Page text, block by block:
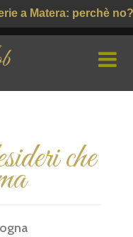
a Matera: perchè
che